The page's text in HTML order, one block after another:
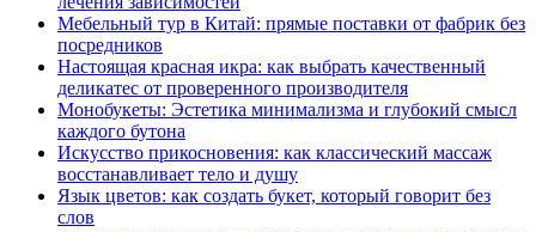
Мебельный тур в Китай: прямые поставки от фабрик без
посредников
Настоящая красная икра: как выбрать качественный
деликатес от проверенного производителя
Монобукеты: Эстетика минимализма и глубокий смысл
каждого бутона
Искусство прикосновения: как классический массаж
восстанавливает тело и душу
Язык цветов: как создать букет, который говорит без
слов